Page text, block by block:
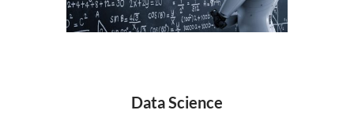
Data Science